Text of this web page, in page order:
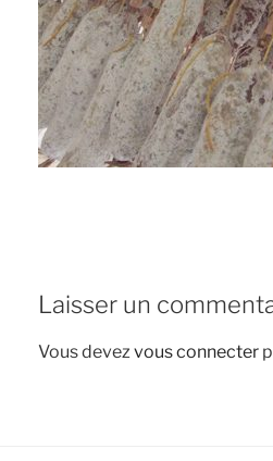
Laisser un
Vous devez vous connecter